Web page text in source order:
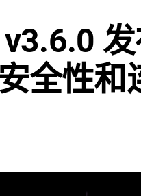
全性和